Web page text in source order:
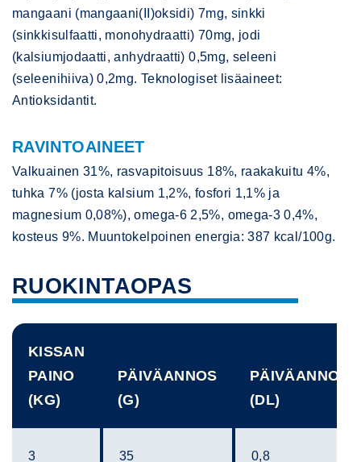
mangaani (mangaani(II)oksidi) 7mg, sinkki
(sinkkisulfaatti, monohydraatti) 70mg, jodi
(kalsiumjodaatti, anhydraatti) 0,5mg, seleeni
(seleenihiiva) 0,2mg. Teknologiset lisäaineet:
Antioksidantit.
RAVINTOAINEET
Valkuainen 31%, rasvapitoisuus 18%, raakakuitu 4%,
tuhka 7% (josta kalsium 1,2%, fosfori 1,1% ja
magnesium 0,08%), omega-6 2,5%, omega-3 0,4%,
kosteus 9%. Muuntokelpoinen energia: 387 kcal/100g.
RUOKINTAOPAS
KISSAN
PAINO
(KG)
PÄIVÄANNOS
(G)
PÄIVÄANNOS
(DL)
3 35 0,8